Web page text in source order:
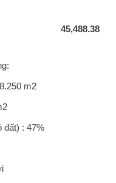
45,488.38
m2
đất) : 47%